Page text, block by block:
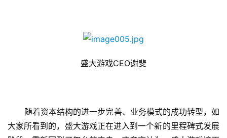
页
盛大游戏CEO谢斐
随着资本结构的进一步完善、业务模式的成功转型，如
大家所看到的，盛大游戏正在进入到一个新的里程碑式发展